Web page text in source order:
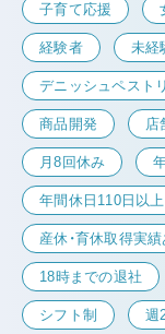
子育て応援
経験者 未経
デニッシュペスト
商品開発 店
月8回休み
年間休日110日以上
産休・育休取得実績
18時までの退社
シフト制 週